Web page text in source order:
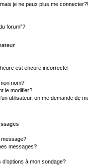
je ne peux plus me connecter?!
forum”?
est encore incorrecte!
nom?
le modifier?
utilisateur, on me demande de
message?
messages?
à mon sondage?